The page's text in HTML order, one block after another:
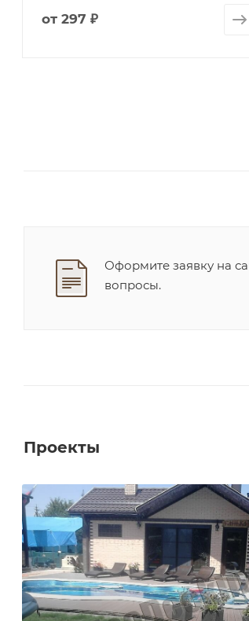
от 297 ₽
Оформите заявку на
вопросы.
Проекты